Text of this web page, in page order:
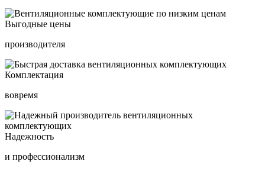
Выгодные цены
производителя
Комплектация
вовремя
Надежность
и профессионализм